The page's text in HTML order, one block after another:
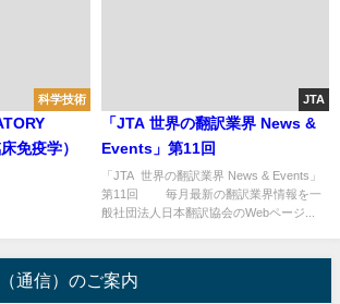
科学技術
免疫学）
JTA
「JTA 世界の翻訳業界 News &
Events」第11回
「JTA 世界の翻訳業界 News & Events」
第11回 毎月最新の翻訳業界情報を一
般社団法人日本翻訳協会のWebページ...
通信）のご案内